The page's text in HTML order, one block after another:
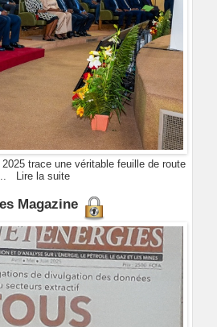
trace une véritable feuille de route
Lire la suite
Magazine